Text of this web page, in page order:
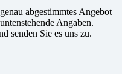
abgestimmtes Angebot
Angaben.
senden Sie es uns zu.